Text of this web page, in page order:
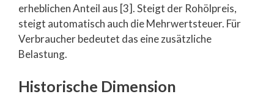
erheblichen Anteil aus [3]. Steigt der Rohölpreis,
steigt automatisch auch die Mehrwertsteuer. Für
Verbraucher bedeutet das eine zusätzliche
Belastung.
Historische Dimension